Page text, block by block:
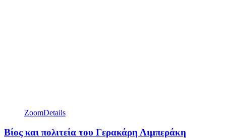
ZoomDetails
Βίος και πολιτεία του Γερακάρη Λιμπεράκη